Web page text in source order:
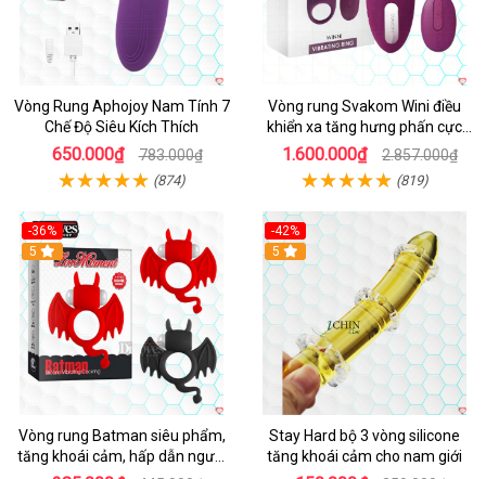
Vòng Rung Aphojoy Nam Tính 7
Chế Độ Siêu Kích Thích
650.000₫ 783.000₫
(874)
Vòng rung Svakom Wini điều
khiển xa tăng hưng phấn cực
đỉnh
1.600.000₫ 2.857.000₫
(819)
-36%
5
Vòng rung Batman siêu phẩm,
tăng khoái cảm, hấp dẫn người
-42%
5
Stay Hard bộ 3 vòng silicone
tăng khoái cảm cho nam giới